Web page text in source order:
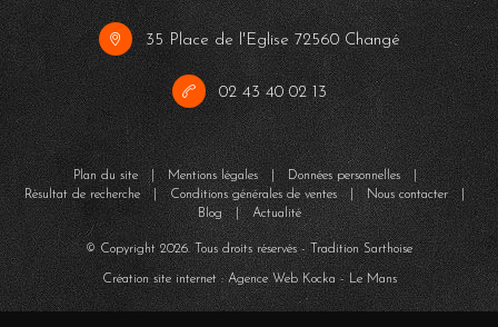
35 Place de l'Eglise 72560 Changé
02 43 40 02 13
Plan du site| Mentions légales| Données personnelles|
Résultat de recherche| Conditions générales de ventes | Nous contacter|
Blog| Actualité
© Copyright2026. Tous droits réservés - Tradition Sarthoise
Création site internet : Agence WebKocka- Le Mans